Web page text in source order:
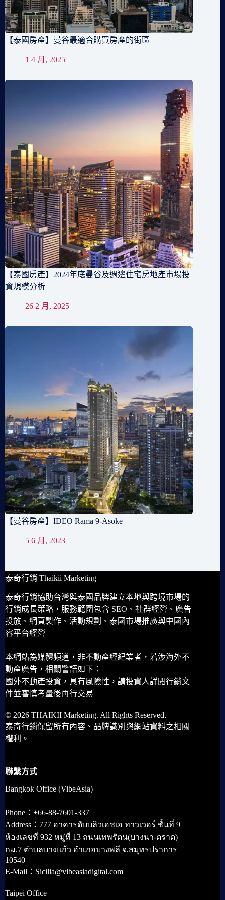
【泰國房產】曼谷最適合購買房產的街區
1 4 月, 2025
【泰國房產】2024年底曼谷及週邊住宅房地產市場投
資規模分析
26 2 月, 2025
【曼谷房產】IDEO Rama 9-Asoke
5 6 月, 2023
泰奇行銷 Thaikii Marketing
泰奇行銷協助台灣與泰國品牌建立本地與跨境市場的
行銷成長策略，服務範圍包含 SEO、社群經營、廣告
投放、網頁製作、活動規劃、泰國市場推廣與中國內
容平台經營
本網站為媒體頻道，非不動產經紀業者，若涉海外不
動產廣告，相關警語如下：
國外不動產投資，具有風險性，請投資人詳閱行銷文
件並審慎考量後再行交易
© 2026 THAIKII Marketing. All Rights Reserved.
泰奇行銷保留所有內容、品牌識別與網站資料之相關
權利。
聯繫方式
Bangkok Office (VibeAsia)
Phone：+66-88-7601-337
Address：777 อาคารดับบลิวเอชเอ ทาวเวอร์ ชั้นที่ 9
ห้องเลขที่ 932 หมู่ที่ 13 ถนนเทพรัตน(บางนา-ตราด)
กม.7 ตำบลบางแก้ว อำเภอบางพลี จ.สมุทรปราการ
10540
E-Mail：Sicilia@vibeasiadigital.com
Taipei Office